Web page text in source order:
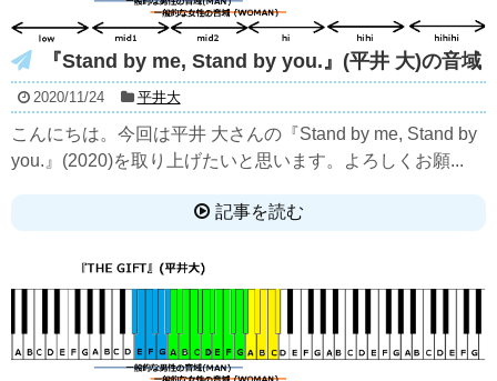
『Stand by me, Stand by you.』(平井 大)の音域
2020/11/24 平井大
こんにちは。今回は平井 大さんの『Stand by me, Stand by
you.』(2020)を取り上げたいと思います。よろしくお願...
記事を読む